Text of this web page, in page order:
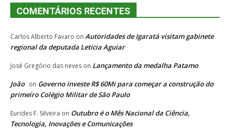
COMENTÁRIOS RECENTES
Carlos Alberto Favaro on Autoridades de Igaratá visitam gabinete
regional da deputada Leticia Aguiar
José Gregório das neves on Lançamento da medalha Patamo
João on Governo investe R$ 60Mi para começar a construção do
primeiro Colégio Militar de São Paulo
Eurides F. Silveira on Outubro é o Mês Nacional da Ciência,
Tecnologia, Inovações e Comunicações